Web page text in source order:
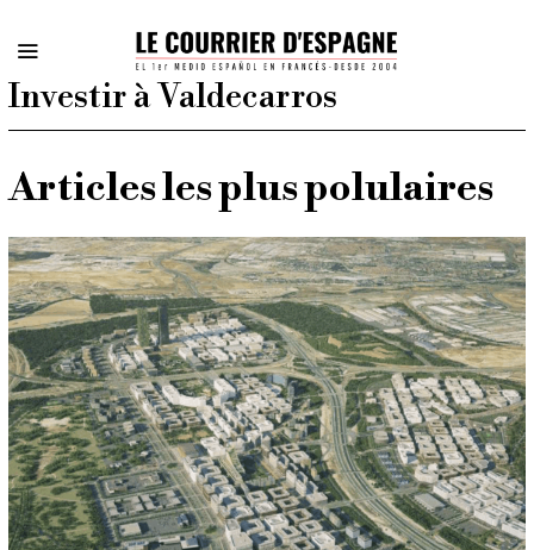
Investir à Valdecarros
Articles les plus polulaires